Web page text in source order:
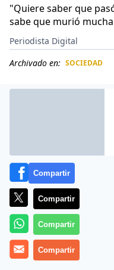
"Quiere saber que
sabe que murió
Periodista Digital
Archivado en: SOCIEDAD
Laura Croix tiene 31
Compartir
Compartir
Compartir
Compartir